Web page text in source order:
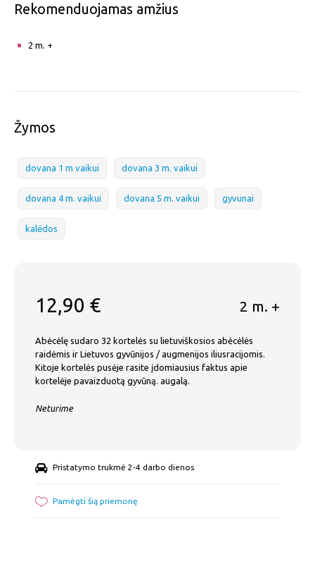
Rekomenduojamas amžius
2 m. +
Žymos
dovana 1 m vaikui dovana 3 m. vaikui
dovana 4 m. vaikui dovana 5 m. vaikui gyvunai
kalėdos
12,90 € 2 m. +
Abėcėlę sudaro 32 kortelės su lietuviškosios abėcėlės
raidėmis ir Lietuvos gyvūnijos / augmenijos iliusracijomis.
Kitoje kortelės pusėje rasite įdomiausius faktus apie
kortelėje pavaizduotą gyvūną. augalą.
Neturime
Pristatymo trukmė 2-4 darbo dienos
Pamėgti šią priemonę